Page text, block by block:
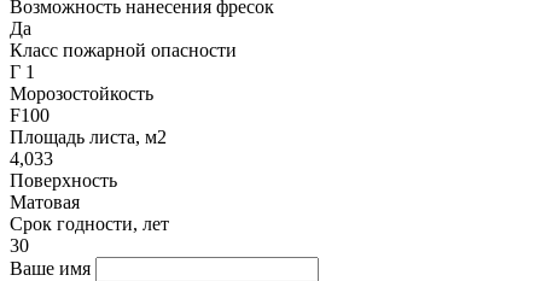
Возможность нанесения фресок
Да
Класс пожарной опасности
Г 1
Морозостойкость
F100
Площадь листа, м2
4,033
Поверхность
Матовая
Срок годности, лет
30
Ваше имя